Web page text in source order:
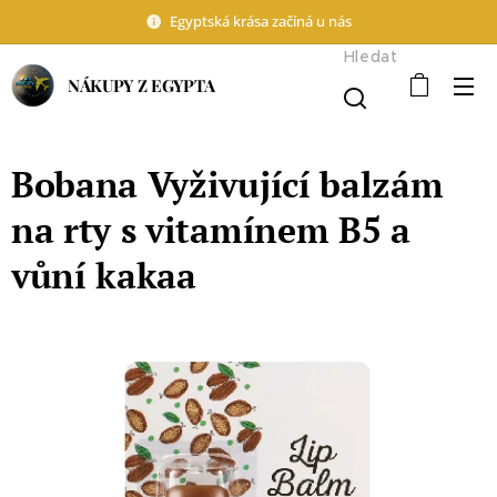
Egyptská krása začíná u nás
NÁKUPY Z EGYPTA
Hledat
Bobana Vyživující balzám
na rty s vitamínem B5 a
vůní kakaa